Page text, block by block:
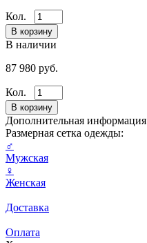
Кол.
В наличии
87 980 руб.
Кол.
Дополнительная информация
Размерная сетка одежды:
♂
Мужская
♀
Женская
Доставка
Оплата